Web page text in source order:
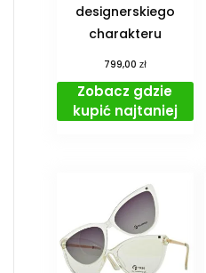
designerskiego
charakteru
799,00 zł
Zobacz gdzie
kupić najtaniej